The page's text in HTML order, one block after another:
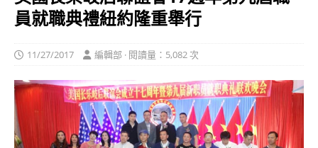
員就職典禮紐約隆重舉行
11/27/2017 編輯部 · 閱讀量：5,082 次